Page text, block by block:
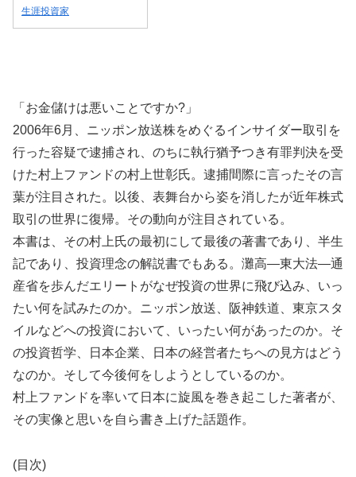
生涯投資家
「お金儲けは悪いことですか?」
2006年6月、ニッポン放送株をめぐるインサイダー取引を
行った容疑で逮捕され、のちに執行猶予つき有罪判決を受
けた村上ファンドの村上世彰氏。逮捕間際に言ったその言
葉が注目された。以後、表舞台から姿を消したが近年株式
取引の世界に復帰。その動向が注目されている。
本書は、その村上氏の最初にして最後の著書であり、半生
記であり、投資理念の解説書でもある。灘高―東大法―通
産省を歩んだエリートがなぜ投資の世界に飛び込み、いっ
たい何を試みたのか。ニッポン放送、阪神鉄道、東京スタ
イルなどへの投資において、いったい何があったのか。そ
の投資哲学、日本企業、日本の経営者たちへの見方はどう
なのか。そして今後何をしようとしているのか。
村上ファンドを率いて日本に旋風を巻き起こした著者が、
その実像と思いを自ら書き上げた話題作。
(目次)